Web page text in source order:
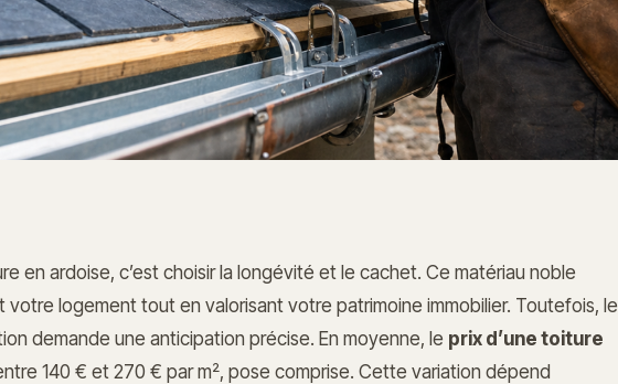
en ardoise, c’est choisir la longévité et le cachet. Ce matériau noble
logement tout en valorisant votre patrimoine immobilier. Toutefois, le
demande une anticipation précise. En moyenne, le prix d’une toiture
140 € et 270 € par m², pose comprise. Cette variation dépend